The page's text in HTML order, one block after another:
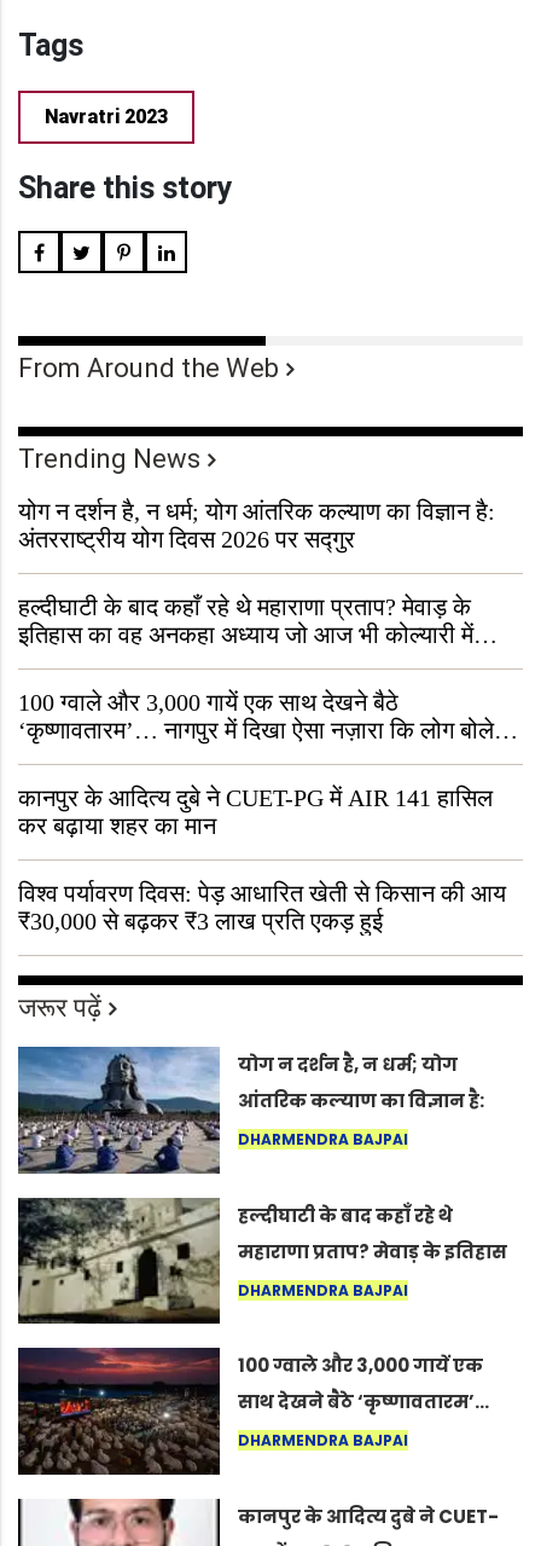
Tags
Navratri 2023
Share this story
From Around the Web
Trending News
योग न दर्शन है, न धर्म; योग आंतरिक कल्याण का विज्ञान है:
अंतरराष्ट्रीय योग दिवस 2026 पर सद्गुर
हल्दीघाटी के बाद कहाँ रहे थे महाराणा प्रताप? मेवाड़ के
इतिहास का वह अनकहा अध्याय जो आज भी कोल्यारी में
जीवित है
100 ग्वाले और 3,000 गायें एक साथ देखने बैठे
‘कृष्णावतारम’… नागपुर में दिखा ऐसा नज़ारा कि लोग बोले,
“ऐसा तो सिर्फ़ कृष्ण ही कर सकते हैं”
कानपुर के आदित्य दुबे ने CUET-PG में AIR 141 हासिल
कर बढ़ाया शहर का मान
विश्व पर्यावरण दिवस: पेड़ आधारित खेती से किसान की आय
₹30,000 से बढ़कर ₹3 लाख प्रति एकड़ हुई
जरूर पढ़ें
योग न दर्शन है, न धर्म; योग
आंतरिक कल्याण का विज्ञान है:
अंतरराष्ट्रीय योग दिवस 2026 पर
DHARMENDRA BAJPAI
हल्दीघाटी के बाद कहाँ रहे थे
महाराणा प्रताप? मेवाड़ के इतिहास
का वह अनकहा अध्याय जो आज भी
DHARMENDRA BAJPAI
100 ग्वाले और 3,000 गायें एक
साथ देखने बैठे ‘कृष्णावतारम’…
नागपुर में दिखा ऐसा नज़ारा कि
कर सकते हैं”
DHARMENDRA BAJPAI
कानपुर के आदित्य दुबे ने CUET-